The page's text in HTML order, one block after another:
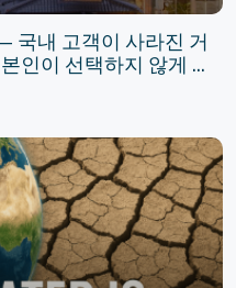
국내 고객이 사라진 거
인이 선택하지 않게 된